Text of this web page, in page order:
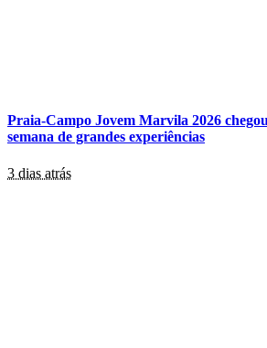
Praia-Campo Jovem Marvila 2026
semana de grandes experiências
3 dias atrás